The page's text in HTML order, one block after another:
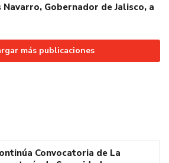
Gobernador de Jalisco, a
más publicaciones
Convocatoria de La